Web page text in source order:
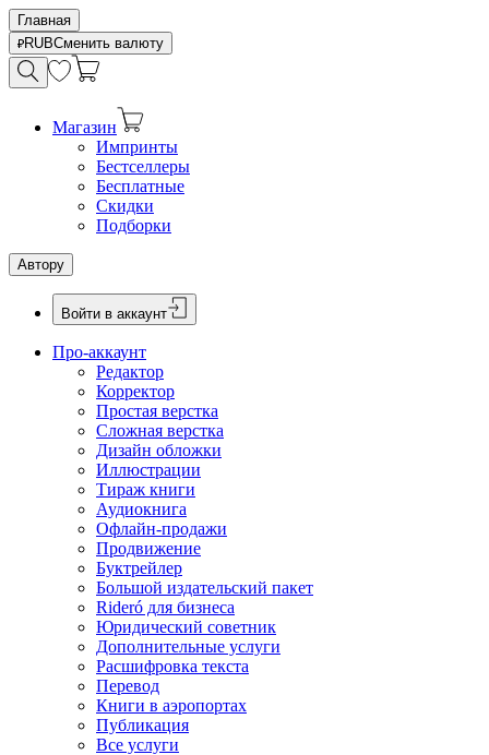
Главная
RUBСменить валюту
Магазин
Импринты
Бестселлеры
Бесплатные
Скидки
Подборки
Автору
Войти в аккаунт
Про-аккаунт
Редактор
Корректор
Простая верстка
Сложная верстка
Дизайн обложки
Иллюстрации
Тираж книги
Аудиокнига
Офлайн-продажи
Продвижение
Буктрейлер
Большой издательский пакет
Rideró для бизнеса
Юридический советник
Дополнительные услуги
Расшифровка текста
Перевод
Книги в аэропортах
Публикация
Все услуги